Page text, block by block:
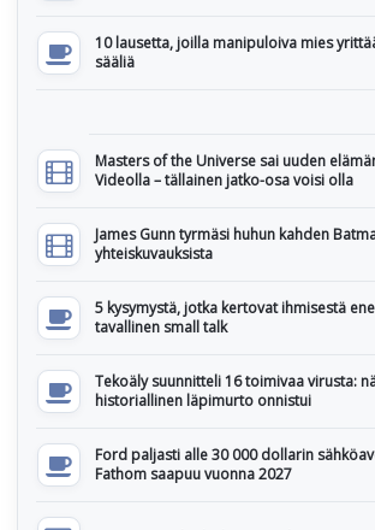
10 lausetta, joilla manipuloiva mies
sääliä
Masters of the Universe sai uuden
Videolla – tällainen jatko-osa voisi olla
James Gunn tyrmäsi huhun kahden
yhteiskuvauksista
5 kysymystä, jotka kertovat ihmisestä
tavallinen small talk
Tekoäly suunnitteli 16 toimivaa virusta:
historiallinen läpimurto onnistui
Ford paljasti alle 30 000 dollarin
Fathom saapuu vuonna 2027